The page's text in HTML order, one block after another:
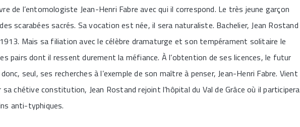
de l’entomologiste Jean-Henri Fabre avec qui il correspond. Le très jeune garçon
scarabées sacrés. Sa vocation est née, il sera naturaliste. Bachelier, Jean Rostand
Mais sa filiation avec le célèbre dramaturge et son tempérament solitaire le
pairs dont il ressent durement la méfiance. À l’obtention de ses licences, le futur
seul, ses recherches à l’exemple de son maître à penser, Jean-Henri Fabre. Vient
chétive constitution, Jean Rostand rejoint l’hôpital du Val de Grâce où il participera
anti-typhiques.